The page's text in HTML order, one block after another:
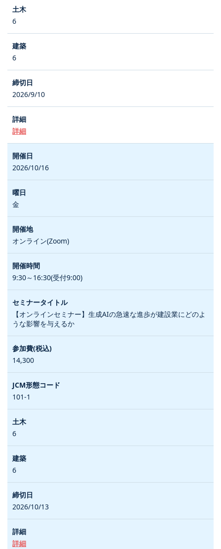
6
6
2026/9/10
詳細
2026/10/16
金
オンライン(Zoom)
9:30～16:30(受付9:00)
【オンラインセミナー】生成AIの急速な進歩が建設業にどのよ
うな影響を与えるか
14,300
101-1
6
6
2026/10/13
詳細